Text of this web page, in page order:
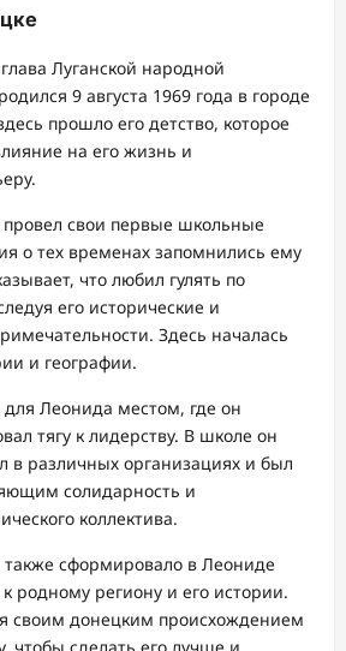
Луганской народной
9 августа 1969 года в городе
прошло его детство, которое
на его жизнь и
свои первые школьные
о тех временах запомнились ему
что любил гулять по
его исторические и
Здесь началась
и географии.
Леонида местом, где он
тягу к лидерству. В школе он
в различных организациях и был
солидарность и
коллектива.
также сформировало в Леониде
родному региону и его истории.
своим донецким происхождением
чтобы сделать его лучше и